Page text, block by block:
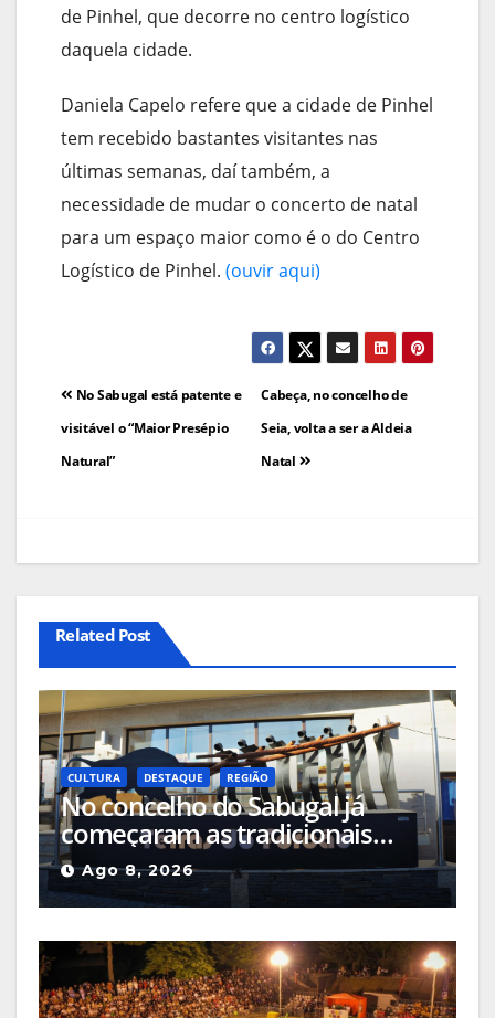
de Pinhel, que decorre no centro logístico
daquela cidade.
Daniela Capelo refere que a cidade de Pinhel
tem recebido bastantes visitantes nas
últimas semanas, daí também, a
necessidade de mudar o concerto de natal
para um espaço maior como é o do Centro
Logístico de Pinhel. (ouvir aqui)
Navegação
de
artigos
Cabeça, no concelho de
Seia, volta a ser a Aldeia
Natal
No Sabugal está patente e
visitável o “Maior Presépio
Natural”
Related Post
CULTURA DESTAQUE REGIÃO
No concelho do Sabugal já
começaram as tradicionais
capeias que prometem animar
o mês
Ago 8, 2026